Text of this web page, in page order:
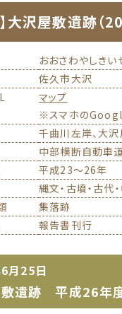
大沢屋敷遺跡（
おおさわやしきい
佐久市大沢
マップ
※スマホの
千曲川左岸、大
中部横断自動車
平成23～26年
縄文・古墳・古代
集落跡
報告書刊行
月25日
遺跡 平成26年度